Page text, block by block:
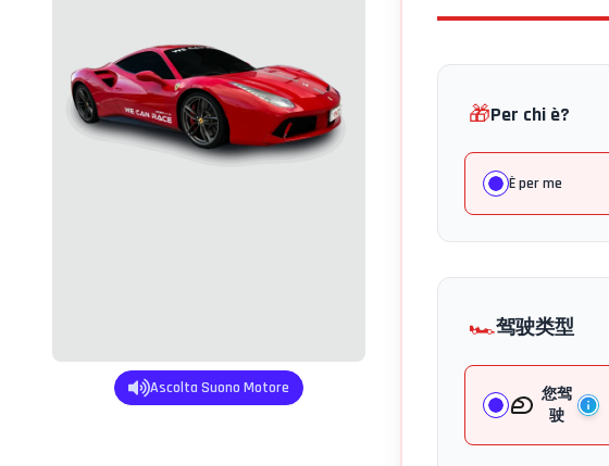
Ascolta Suono Motore
🎁Per chi è?
È per me
🏎️驾驶类型
您驾
驶